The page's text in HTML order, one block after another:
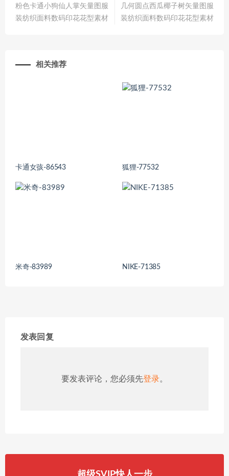
粉色卡通小狗仙人掌矢量图服
装纺织面料数码印花花型素材
几何圆点西瓜椰子树矢量图服
装纺织面料数码印花花型素材
相关推荐
卡通女孩-86543 狐狸-77532
米奇-83989 NIKE-71385
发表回复
要发表评论，您必须先登录。